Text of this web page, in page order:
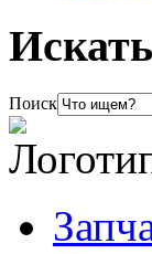
Искать
Поиск